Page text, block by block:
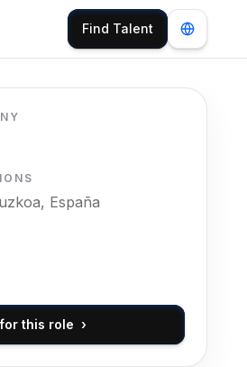
Find Talent
España
this role ›